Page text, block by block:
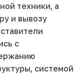
техники, а
и вывозу
с
системой